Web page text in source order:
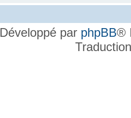
Développé par phpBB®